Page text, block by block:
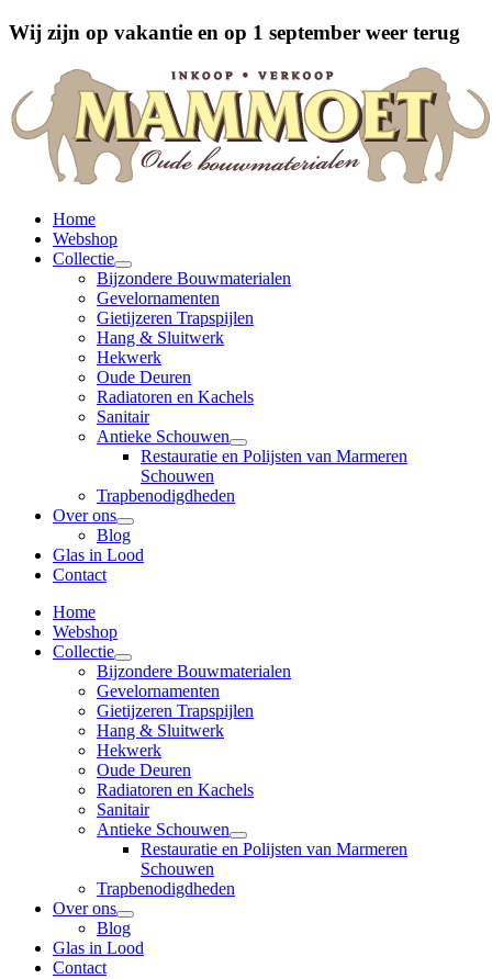
Wij zijn op vakantie en op 1 september weer terug
Home
Webshop
Collectie
Bijzondere Bouwmaterialen
Gevelornamenten
Gietijzeren Trapspijlen
Hang & Sluitwerk
Hekwerk
Oude Deuren
Radiatoren en Kachels
Sanitair
Antieke Schouwen
Restauratie en Polijsten van Marmeren
Schouwen
Trapbenodigdheden
Over ons
Blog
Glas in Lood
Contact
Home
Webshop
Collectie
Bijzondere Bouwmaterialen
Gevelornamenten
Gietijzeren Trapspijlen
Hang & Sluitwerk
Hekwerk
Oude Deuren
Radiatoren en Kachels
Sanitair
Antieke Schouwen
Restauratie en Polijsten van Marmeren
Schouwen
Trapbenodigdheden
Over ons
Blog
Glas in Lood
Contact